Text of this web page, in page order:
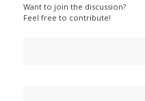
Want to join the discussion?
Feel free to contribute!